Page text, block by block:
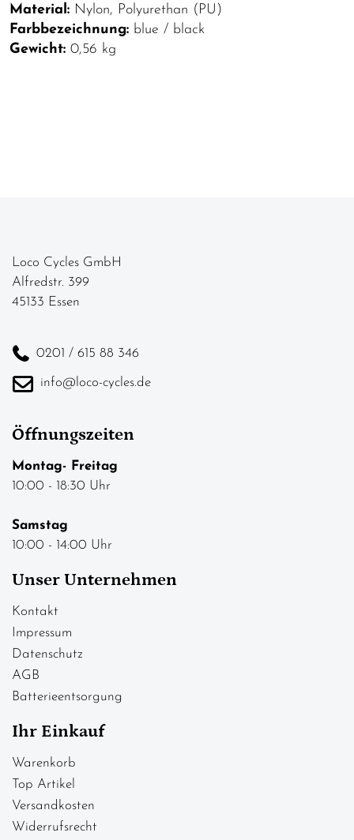
Material: Nylon, Polyurethan (PU)
Farbbezeichnung: blue / black
Gewicht: 0,56 kg
Loco Cycles GmbH
Alfredstr. 399
45133 Essen
0201 / 615 88 346
info@loco-cycles.de
Öffnungszeiten
Montag- Freitag
10:00 - 18:30 Uhr
Samstag
10:00 - 14:00 Uhr
Unser Unternehmen
Kontakt
Impressum
Datenschutz
AGB
Batterieentsorgung
Ihr Einkauf
Warenkorb
Top Artikel
Versandkosten
Widerrufsrecht